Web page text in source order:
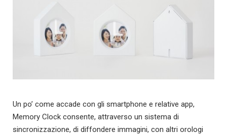
Un po’ come accade con gli smartphone e relative app,
Memory Clock consente, attraverso un sistema di
sincronizzazione, di diffondere immagini, con altri orologi